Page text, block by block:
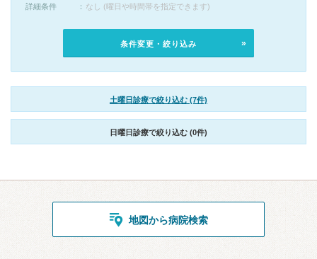
詳細条件
なし (曜日や時間帯を指定できます)
条件変更・絞り込み
土曜日診療で絞り込む (7件)
日曜日診療で絞り込む (0件)
地図から病院検索